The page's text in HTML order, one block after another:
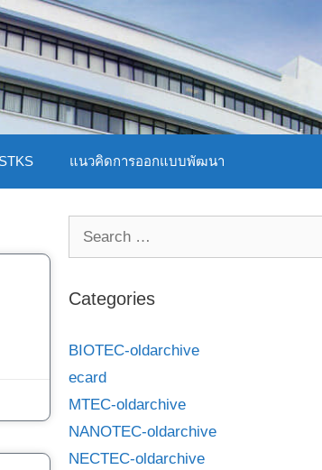
แนวคิดการออกแบบพัฒนา
Categories
BIOTEC-oldarchive
ecard
MTEC-oldarchive
NANOTEC-oldarchive
NECTEC-oldarchive